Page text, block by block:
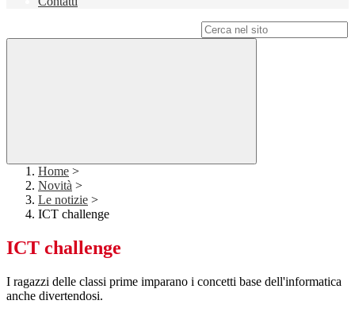
Home >
Novità >
Le notizie >
ICT challenge
ICT challenge
I ragazzi delle classi prime imparano i concetti base dell'informatica
anche divertendosi.